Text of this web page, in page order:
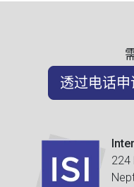
透过电话申
224